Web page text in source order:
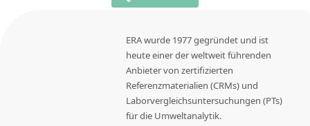
ERA wurde 1977 gegründet und ist
heute einer der weltweit führenden
Anbieter von zertifizierten
Referenzmaterialien (CRMs) und
Laborvergleichsuntersuchungen (PTs)
für die Umweltanalytik.